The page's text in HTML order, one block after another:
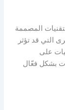
المصممة
التي قد تؤثر
على
بشكل فعّال